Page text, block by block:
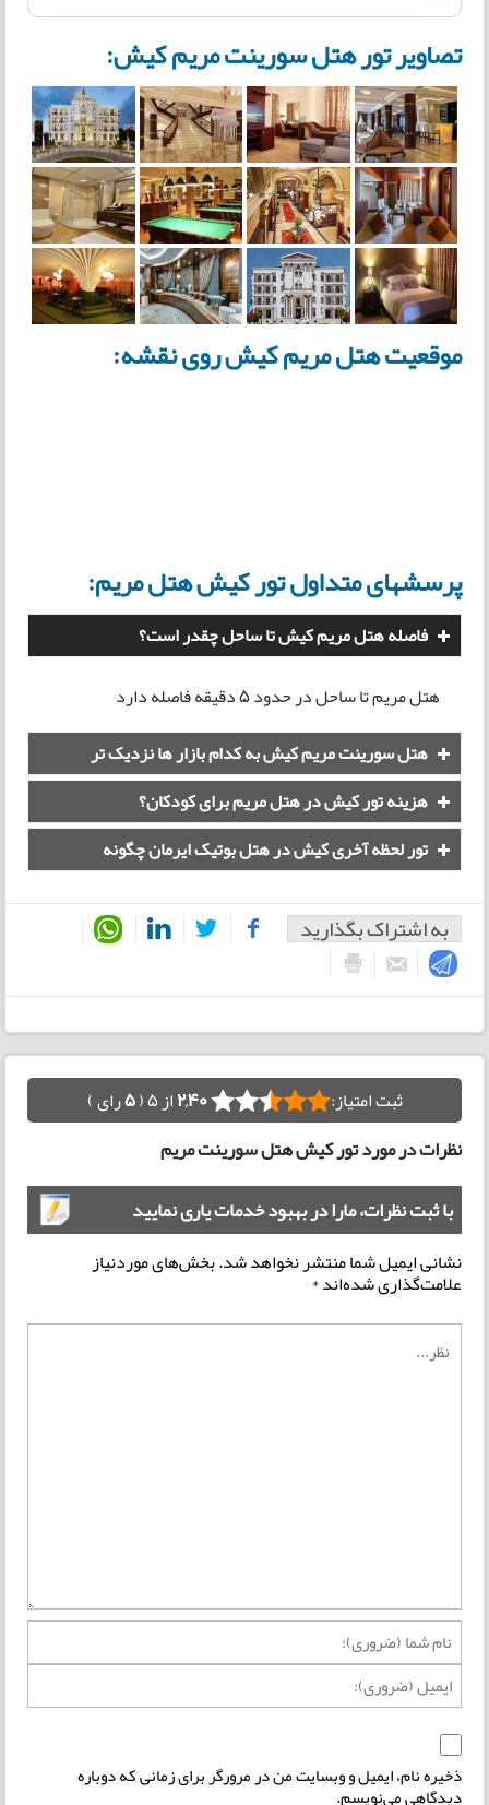
تصاویر تور هتل سورینت مریم کیش:
موقعیت هتل مریم کیش روی نقشه:
پرسشهای متداول تور کیش هتل مریم:
فاصله هتل مریم کیش تا ساحل چقدر است؟
هتل مریم تا ساحل در حدود 5 دقیقه فاصله دارد
هتل سورینت مریم کیش به کدام بازار ها نزدیک تر
است؟
هزینه تور کیش در هتل مریم برای کودکان؟
تور لحظه آخری کیش در هتل بوتیک ایرمان چگونه
به اشتراک بگذارید
ثبت امتیاز: 2,40از 5 ( 5رای )
نظرات در مورد تور کیش هتل سورینت مریم
با ثبت نظرات، مارا در بهبود خدمات یاری نمایید
نشانی ایمیل شما منتشر نخواهد شد.بخش‌های موردنیاز
علامت‌گذاری شده‌اند*
ذخیره نام، ایمیل و وبسایت من در مرورگر برای زمانی که دوباره
دیدگاهی می‌نویسم.